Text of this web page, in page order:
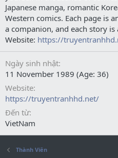
Japanese manga, romantic
Western comics. Each page is
a companion, and each story
Website: https://
Ngày sinh nhật
11 November 1989 (Age: 36)
Website
https://truyentranhhd.net/
Đến từ
VietNam
Thành Viên